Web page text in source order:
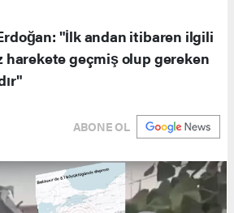
"İlk andan itibaren ilgili
harekete geçmiş olup gereken
ABONE OL